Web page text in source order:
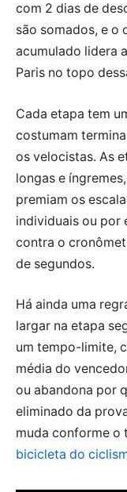
com 2 dias de
são somados, e o
acumulado lidera
Paris no topo
Cada etapa tem
costumam
os velocistas. As
longas e
premiam os
individuais ou por
contra o
de segundos.
Há ainda uma
largar na etapa
um tempo-limite,
média do
ou abandona por
eliminado da
muda conforme
bicicleta do